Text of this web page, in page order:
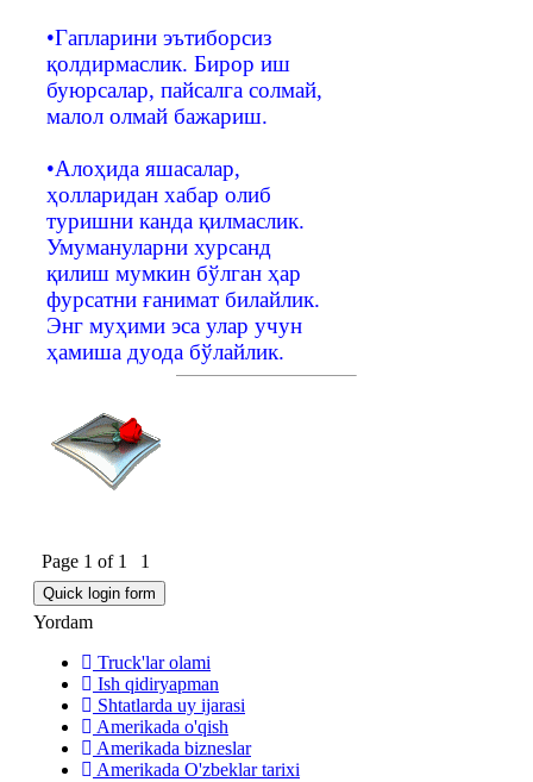
•Гапларини эътиборсиз
қолдирмаслик. Бирор иш
буюрсалар, пайсалга солмай,
малол олмай бажариш.
•Алоҳида яшасалар,
ҳолларидан хабар олиб
туришни канда қилмаслик.
Умумануларни хурсанд
қилиш мумкин бўлган ҳар
фурсатни ғанимат билайлик.
Энг муҳими эса улар учун
ҳамиша дуода бўлайлик.
Page 1 of 1 1
Yordam
Truck'lar olami
Ish qidiryapman
Shtatlarda uy ijarasi
Amerikada o'qish
Amerikada bizneslar
Amerikada O'zbeklar tarixi